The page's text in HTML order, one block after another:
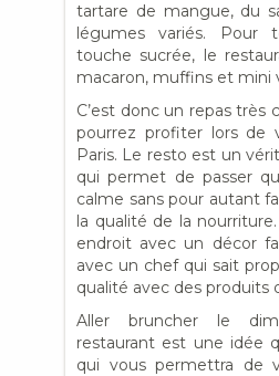
tartare de mangue, du
légumes variés. Pour
touche sucrée, le
macaron, muffins et mini
C’est donc un repas
pourrez profiter lors de
Paris. Le resto est un
qui permet de passer
calme sans pour autant
la qualité de la
endroit avec un décor
avec un chef qui sait
qualité avec des produits
Aller bruncher le
restaurant est une idée
qui vous permettra de